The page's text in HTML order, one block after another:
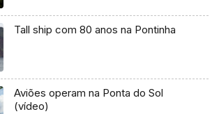
Tall ship com 80 anos na Pontinha
Aviões operam na Ponta do Sol
(vídeo)